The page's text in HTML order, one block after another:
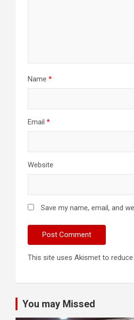
Name *
Email *
Website
Save my name, email, and
This site uses Akismet to reduce
You may Missed